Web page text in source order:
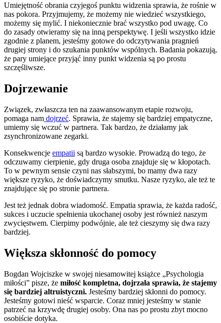
Umiejętność obrania czyjegoś punktu widzenia sprawia, że rośnie w
nas pokora. Przyjmujemy, że możemy nie wiedzieć wszystkiego,
możemy się mylić. I niekoniecznie brać wszystko pod uwagę. Co
do zasady otwieramy się na inną perspektywę. I jeśli wszystko idzie
zgodnie z planem, jesteśmy gotowe do odczytywania pragnień
drugiej strony i do szukania punktów wspólnych. Badania pokazują,
że pary umiejące przyjąć inny punkt widzenia są po prostu
szczęśliwsze.
Dojrzewanie
Związek, zwłaszcza ten na zaawansowanym etapie rozwoju,
pomaga nam dojrzeć. Sprawia, że stajemy się bardziej empatyczne,
umiemy się wczuć w partnera. Tak bardzo, że działamy jak
zsynchronizowane zegarki.
Konsekwencje empatii są bardzo wysokie. Prowadzą do tego, że
odczuwamy cierpienie, gdy druga osoba znajduje się w kłopotach.
To w pewnym sensie czyni nas słabszymi, bo mamy dwa razy
większe ryzyko, że doświadczymy smutku. Nasze ryzyko, ale też te
znajdujące się po stronie partnera.
Jest też jednak dobra wiadomość. Empatia sprawia, że każda radość,
sukces i uczucie spełnienia ukochanej osoby jest również naszym
zwycięstwem. Cierpimy podwójnie, ale też cieszymy się dwa razy
bardziej.
Większa skłonność do pomocy
Bogdan Wojciszke w swojej niesamowitej książce „Psychologia
miłości” pisze, że miłość kompletna, dojrzała sprawia, że stajemy
się bardziej altruistyczni. Jesteśmy bardziej skłonni do pomocy.
Jesteśmy gotowi nieść wsparcie. Coraz mniej jesteśmy w stanie
patrzeć na krzywdę drugiej osoby. Ona nas po prostu zbyt mocno
osobiście dotyka.